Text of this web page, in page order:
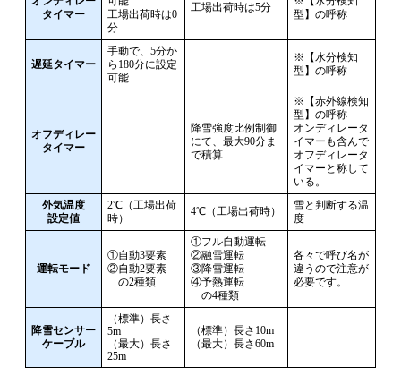
タイマー
工場出荷時は0
分
工場出荷時は5分
型】の呼称
遅延タイマー
手動で、5分か
ら180分に設定
可能
※【水分検知
型】の呼称
オフディレー
タイマー
降雪強度比例制御
にて、最大90分ま
で積算
※【赤外線検知
型】の呼称
オンディレータ
イマーも含んで
オフディレータ
イマーと称して
いる。
外気温度
設定値
2℃（工場出荷
時）
4℃（工場出荷時）
雪と判断する温
度
運転モード
①自動3要素
②自動2要素
の2種類
①フル自動運転
②融雪運転
③降雪運転
④予熱運転
の4種類
各々で呼び名が
違うので注意が
必要です。
降雪センサー
ケーブル
（標準）長さ
5m
（最大）長さ
25m
（標準）長さ10m
（最大）長さ60m